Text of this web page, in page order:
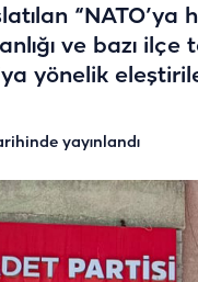
“NATO’ya
ve bazı
yönelik
yayınlandı